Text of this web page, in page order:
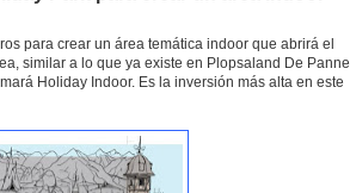
para crear un área temática indoor que abrirá el
similar a lo que ya existe en Plopsaland De Panne
Holiday Indoor. Es la inversión más alta en este